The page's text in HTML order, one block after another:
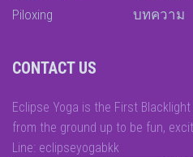
Piloxing
บทความ
CONTACT US
Eclipse Yoga is the First
from the ground up to be fun,
Line: eclipseyogabkk